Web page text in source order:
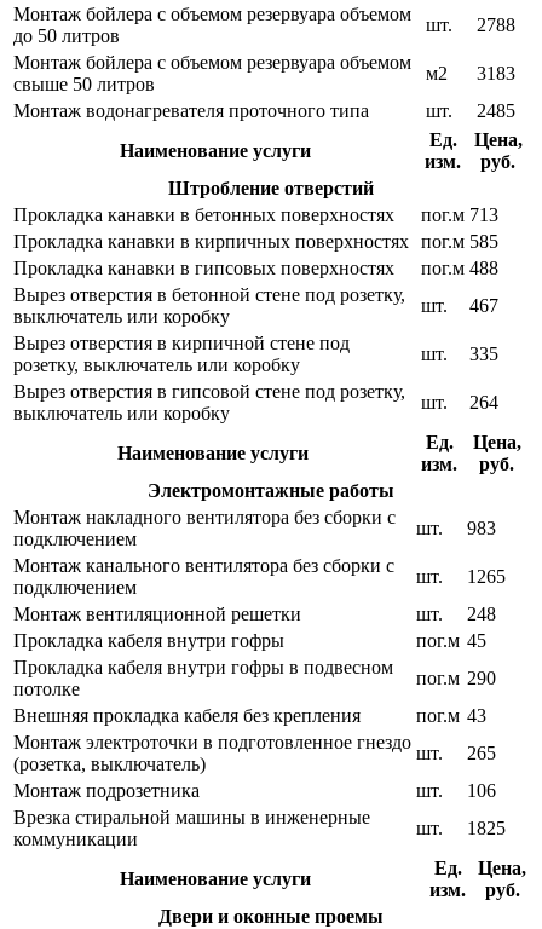
Монтаж бойлера с объемом резервуара объемом
до 50 литров
шт.
2788
Монтаж бойлера с объемом резервуара объемом
свыше 50 литров
м2
3183
Монтаж водонагревателя проточного типа
шт.
2485
Наименование услуги
Ед.
изм.
Цена,
руб.
Штробление отверстий
Прокладка канавки в бетонных поверхностях
пог.м 713
Прокладка канавки в кирпичных поверхностях пог.м 585
Прокладка канавки в гипсовых поверхностях
пог.м 488
Вырез отверстия в бетонной стене под розетку,
выключатель или коробку
шт.
467
Вырез отверстия в кирпичной стене под
розетку, выключатель или коробку
шт.
335
Вырез отверстия в гипсовой стене под розетку,
выключатель или коробку
шт. 264
Наименование услуги
Ед.
изм.
Цена,
руб.
Электромонтажные работы
Монтаж накладного вентилятора без сборки с
подключением
шт.
983
Монтаж канального вентилятора без сборки с
подключением
шт.
1265
Монтаж вентиляционной решетки
шт.
248
Прокладка кабеля внутри гофры
пог.м 45
Прокладка кабеля внутри гофры в подвесном
потолке
пог.м 290
Внешняя прокладка кабеля без крепления
пог.м 43
Монтаж электроточки в подготовленное гнездо
(розетка, выключатель)
шт.
265
Монтаж подрозетника
шт.
106
Врезка стиральной машины в инженерные
коммуникации
шт. 1825
Наименование услуги
Ед.
изм.
Цена,
руб.
Двери и оконные проемы